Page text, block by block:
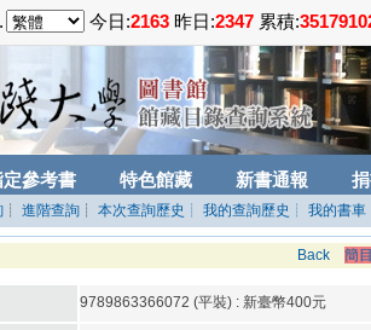
今日:2163 昨日:2347 累積:
定參考書 特色館藏 新書通報
┊ 進階查詢 ┊ 本次查詢歷史 ┊ 我的查詢歷史 ┊ 我的書車
Back 簡
9789863366072 (平裝) : 新臺幣400元